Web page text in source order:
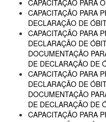
CAPACITAÇÃO PARA
CAPACITAÇÃO PARA
DECLARAÇÃO DE
CAPACITAÇÃO PARA
DECLARAÇÃO DE
DOCUMENTAÇÃO
DE DECLARAÇÃO DE
CAPACITAÇÃO PARA
DECLARAÇÃO DE
DOCUMENTAÇÃO
DE DECLARAÇÃO DE
CAPACITAÇÃO PARA